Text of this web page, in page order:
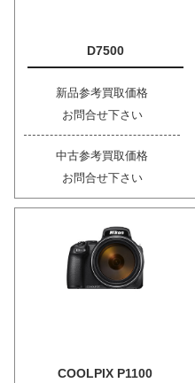
D7500
新品参考買取価格
お問合せ下さい
中古参考買取価格
お問合せ下さい
COOLPIX P1100